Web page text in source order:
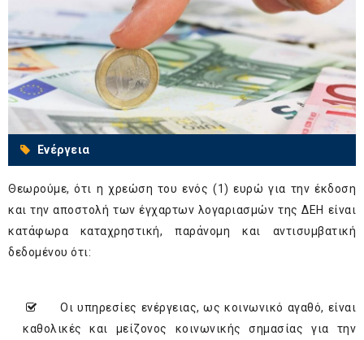
Ενέργεια
Θεωρούμε, ότι η χρεώση του ενός (1) ευρώ για την έκδοση
και την αποστολή των έγχαρτων λογαριασμών της ΔΕΗ είναι
κατάφωρα καταχρηστική, παράνομη και αντισυμβατική
δεδομένου ότι:
Οι υπηρεσίες ενέργειας, ως κοινωνικό αγαθό, είναι
καθολικές και μείζονος κοινωνικής σημασίας για την